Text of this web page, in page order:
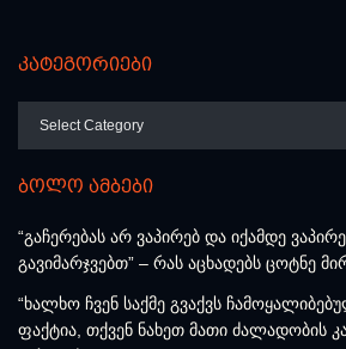
კატეგორიები
ბოლო ამბები
“გაჩერებას არ ვაპირებ და იქამდე
გავიმარჯვებთ” – რას აცხადებს ცოტნე
“ხალხო ჩვენ საქმე გვაქვს
ფაქტია, თქვენ ნახეთ მათი ძალადობის